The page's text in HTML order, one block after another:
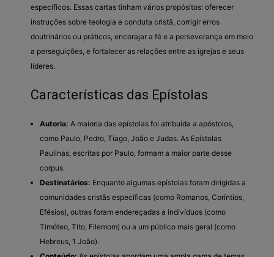
específicos. Essas cartas tinham vários propósitos: oferecer
instruções sobre teologia e conduta cristã, corrigir erros
doutrinários ou práticos, encorajar a fé e a perseverança em meio
a perseguições, e fortalecer as relações entre as igrejas e seus
líderes.
Características das Epístolas
Autoria: A maioria das epístolas foi atribuída a apóstolos,
como Paulo, Pedro, Tiago, João e Judas. As Epístolas
Paulinas, escritas por Paulo, formam a maior parte desse
corpus.
Destinatários: Enquanto algumas epístolas foram dirigidas a
comunidades cristãs específicas (como Romanos, Coríntios,
Efésios), outras foram endereçadas a indivíduos (como
Timóteo, Tito, Filemom) ou a um público mais geral (como
Hebreus, 1 João).